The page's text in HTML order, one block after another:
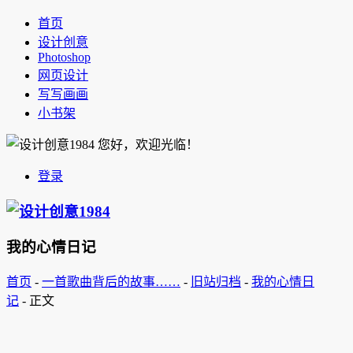
首页
设计创意
Photoshop
网页设计
写写画画
小书架
您好，欢迎光临！
登录
我的心情日记
首页 - 一首歌曲背后的故事…… - 旧站归档 - 我的心情日
记 - 正文